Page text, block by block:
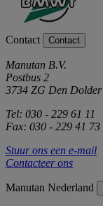
Contact Contact
Manutan B.V.
Postbus 2
3734 ZG Den Dolder
Tel: 030 - 229 61 11
Fax: 030 - 229 41 73
Stuur ons een e-mail
Contacteer ons
Manutan Nederland